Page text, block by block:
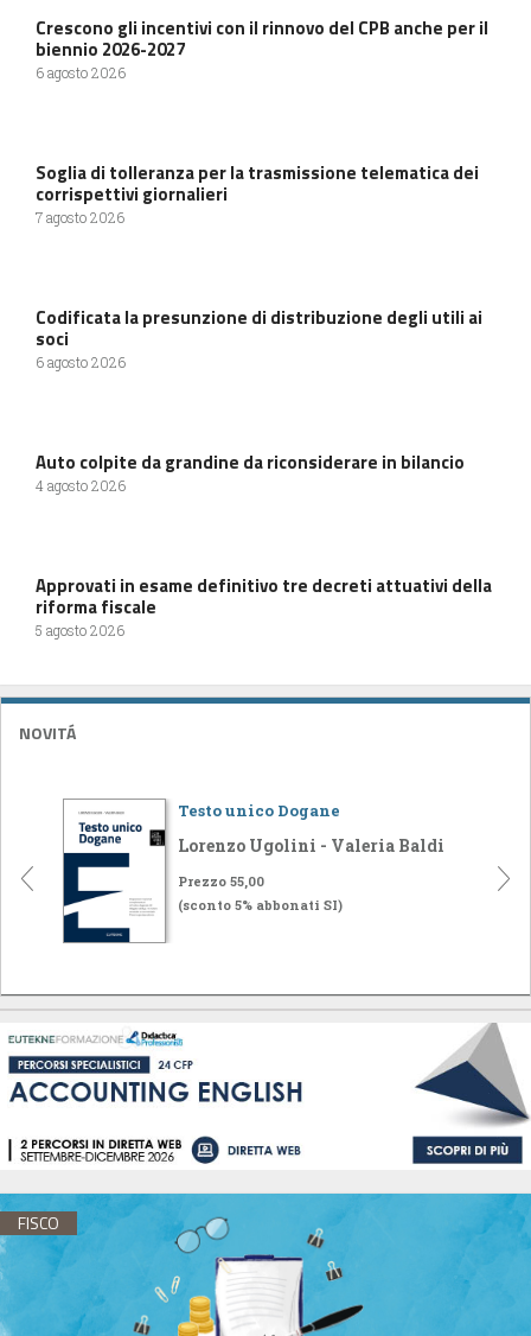
Crescono gli incentivi con il rinnovo del CPB anche per il
biennio 2026-2027
6 agosto 2026
Soglia di tolleranza per la trasmissione telematica dei
corrispettivi giornalieri
7 agosto 2026
Codificata la presunzione di distribuzione degli utili ai
soci
6 agosto 2026
Auto colpite da grandine da riconsiderare in bilancio
4 agosto 2026
Approvati in esame definitivo tre decreti attuativi della
riforma fiscale
5 agosto 2026
NOVITÁ
Testo unico Dogane
Lorenzo Ugolini - Valeria Baldi
Prezzo 55,00
(sconto 5% abbonati SI)
FISCO